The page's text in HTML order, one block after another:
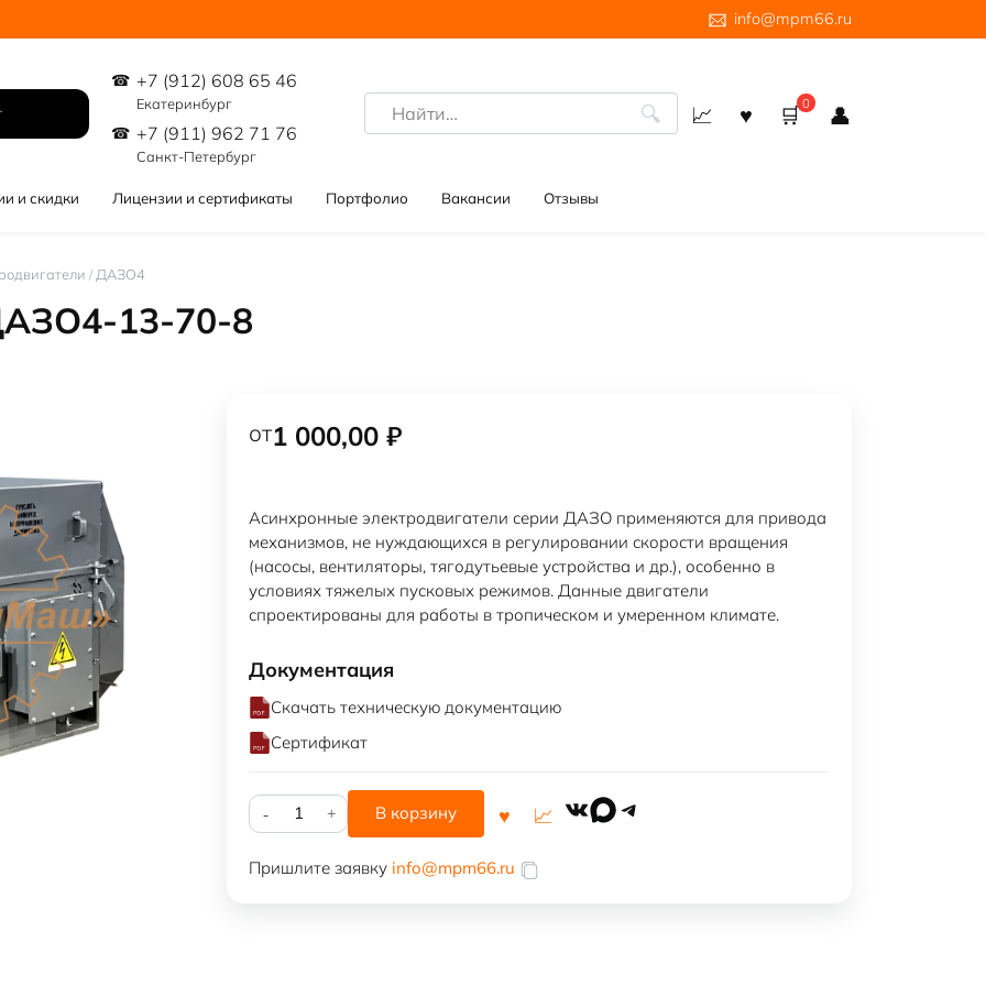
info@mpm66.ru
+7 (912) 608 65 46
Екатеринбург
+7 (911) 962 71 76
Санкт-Петербург
Search
for:
0
и скидки Лицензии и сертификаты Портфолио Вакансии Отзывы
/ДАЗО4
13-70-8
от1 000,00 ₽
Асинхронные электродвигатели серии ДАЗО применяются для привода
механизмов, не нуждающихся в регулировании скорости вращения
(насосы, вентиляторы, тягодутьевые устройства и др.), особенно в
условиях тяжелых пусковых режимов. Данные двигатели
спроектированы для работы в тропическом и умеренном климате.
Документация
Скачать техническую документацию
Сертификат
Количество
товара
13-
В корзину VKMAXTelegram
Пришлите заявку info@mpm66.ru